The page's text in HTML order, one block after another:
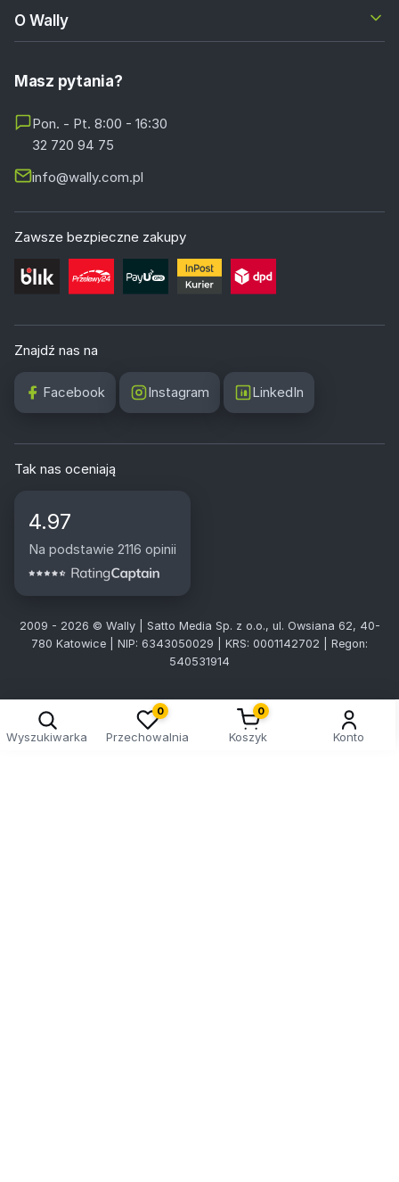
O Wally
Masz pytania?
Pon. - Pt. 8:00 - 16:30
32 720 94 75
info@wally.com.pl
Zawsze bezpieczne zakupy
Znajdź nas na
Facebook Instagram LinkedIn
Tak nas oceniają
4.97
Na podstawie 2116 opinii
2009 - 2026 © Wally | Satto Media Sp. z o.o., ul. Owsiana 62, 40-
780 Katowice | NIP: 6343050029 | KRS: 0001142702 | Regon:
540531914
Wyszukiwarka
0
Przechowalnia
0
Koszyk Konto